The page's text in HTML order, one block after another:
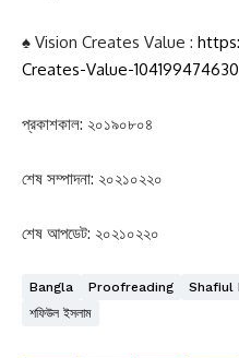
♠ Vision Creates Value :
Creates-Value-
প্রকাশকাল: ২০১৯০৮০৪
শেষ সম্পাদনা: ২০২১০২২০
শেষ আপডেট: ২০২১০২২০
Bangla Proofreading Shafiul
শফিউল ইসলাম